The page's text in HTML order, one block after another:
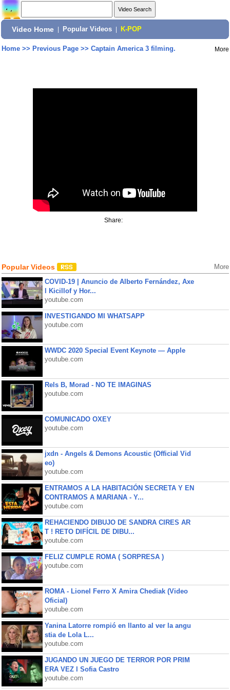
Video Home Popular Videos K-POP
Home>> Previous Page>> Captain America 3 filming. More
Share:
Popular Videos More
COVID-19 | Anuncio de Alberto Fernández, Axe
l Kicillof y Hor...
youtube.com
INVESTIGANDO MI WHATSAPP
youtube.com
WWDC 2020 Special Event Keynote — Apple
youtube.com
Rels B, Morad - NO TE IMAGINAS
youtube.com
COMUNICADO OXEY
youtube.com
jxdn - Angels & Demons Acoustic (Official Vid
eo)
youtube.com
ENTRAMOS A LA HABITACIÓN SECRETA Y EN
CONTRAMOS A MARIANA - Y...
youtube.com
REHACIENDO DIBUJO DE SANDRA CIRES AR
T ! RETO DIFÍCIL DE DIBU...
youtube.com
FELIZ CUMPLE ROMA ( SORPRESA )
youtube.com
ROMA - Lionel Ferro X Amira Chediak (Video
Oficial)
youtube.com
Yanina Latorre rompió en llanto al ver la angu
stia de Lola L...
youtube.com
JUGANDO UN JUEGO DE TERROR POR PRIM
ERA VEZ l Sofia Castro
youtube.com